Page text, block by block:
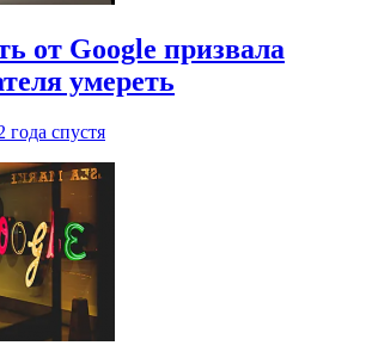
от Google призвала
умереть
года спустя